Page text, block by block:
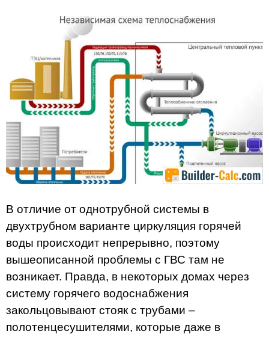
В отличие от однотрубной системы в
двухтрубном варианте циркуляция горячей
воды происходит непрерывно, поэтому
вышеописанной проблемы с ГВС там не
возникает. Правда, в некоторых домах через
систему горячего водоснабжения
закольцовывают стояк с трубами –
полотенцесушителями, которые даже в